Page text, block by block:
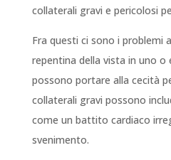
collaterali gravi e pericolosi
Fra questi ci sono i problemi
repentina della vista in uno o
possono portare alla cecità
collaterali gravi possono
come un battito cardiaco
svenimento.